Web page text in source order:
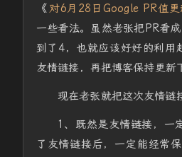
《 对6月28日Google PR值
一些看法。虽然老张把PR看
到了4，也就应该好好的利用
友情链接，再把博客保持更新
现在老张就把这次友情链
1、既然是友情链接，一
了友情链接后，一定能经常